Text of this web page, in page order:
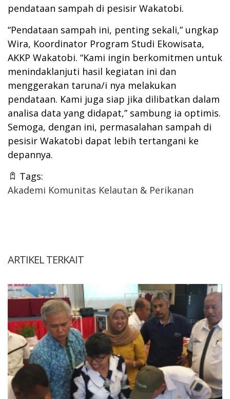
pendataan sampah di pesisir Wakatobi.
“Pendataan sampah ini, penting sekali,” ungkap
Wira, Koordinator Program Studi Ekowisata,
AKKP Wakatobi. “Kami ingin berkomitmen untuk
menindaklanjuti hasil kegiatan ini dan
menggerakan taruna/i nya melakukan
pendataan. Kami juga siap jika dilibatkan dalam
analisa data yang didapat,” sambung ia optimis.
Semoga, dengan ini, permasalahan sampah di
pesisir Wakatobi dapat lebih tertangani ke
depannya.
Tags:
Akademi Komunitas Kelautan & Perikanan
ARTIKEL TERKAIT